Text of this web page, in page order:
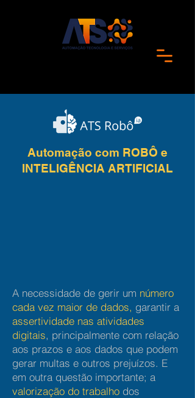
Automação com ROBÔ e
INTELIGÊNCIA ARTIFICIAL
A necessidade de gerir um número
cada vez maior de dados, garantir a
assertividade nas atividades
digitais, principalmente com relação
aos prazos e aos dados que podem
gerar multas e outros prejuízos. E
em outra questão importante; a
valorização do trabalho dos